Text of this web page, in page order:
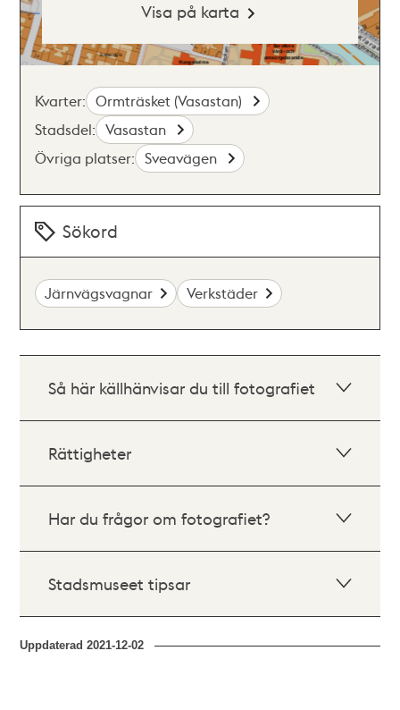
Visa på karta
Kvarter: Ormträsket (Vasastan)
Stadsdel: Vasastan
Övriga platser: Sveavägen
Sökord
Järnvägsvagnar Verkstäder
Så här källhänvisar du till fotografiet
Rättigheter
Har du frågor om fotografiet?
Stadsmuseet tipsar
Uppdaterad2021-12-02